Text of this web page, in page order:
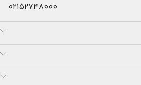
02152748000